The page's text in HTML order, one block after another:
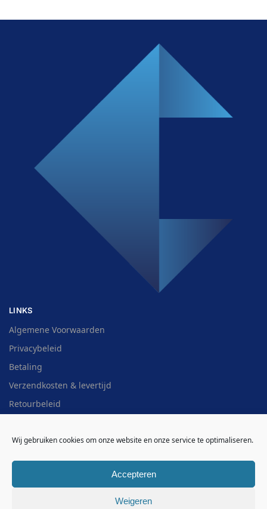
Wij gebruiken cookies om onze website en onze service te optimaliseren.
Accepteren
Weigeren
LINKS
Algemene Voorwaarden
Privacybeleid
Betaling
Verzendkosten & levertijd
Retourbeleid
Contact / FAQ
Overzicht
HULP NODIG?